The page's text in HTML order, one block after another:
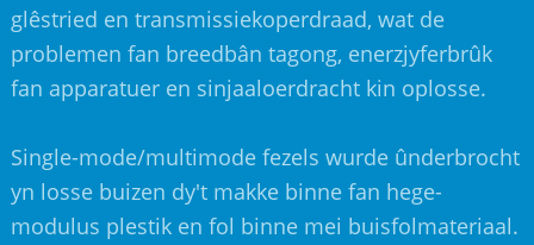
glêstried en transmissiekoperdraad, wat de
problemen fan breedbân tagong, enerzjyferbrûk
fan apparatuer en sinjaaloerdracht kin oplosse.
Single-mode/multimode fezels wurde ûnderbrocht
yn losse buizen dy't makke binne fan hege-
modulus plestik en fol binne mei buisfolmateriaal.